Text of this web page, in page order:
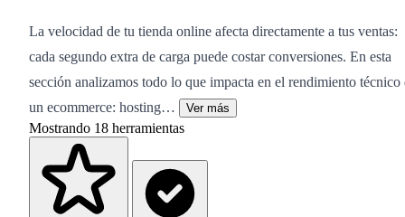
La velocidad de tu tienda online afecta directamente a tus ventas:
cada segundo extra de carga puede costar conversiones. En esta
sección analizamos todo lo que impacta en el rendimiento técnico
un ecommerce: hosting…
Ver más
Mostrando 18 herramientas